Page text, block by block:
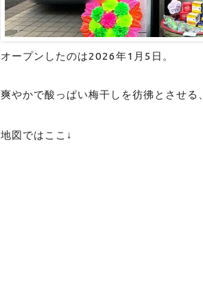
オープンしたのは2026年1月5日。
爽やかで酸っぱい梅干しを彷彿とさせる
地図ではここ↓